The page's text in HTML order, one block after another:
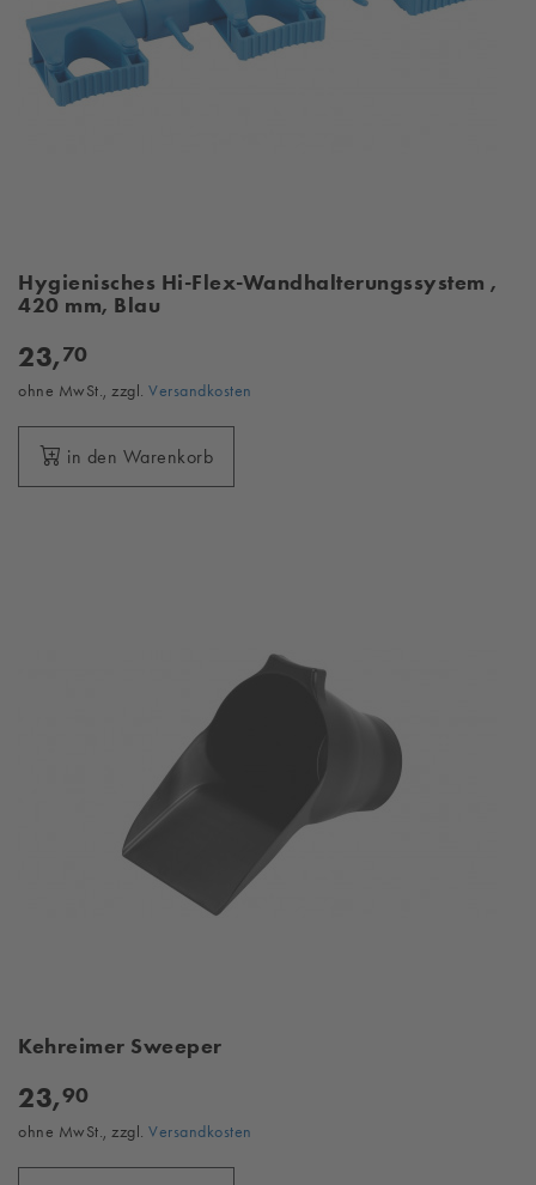
Hygienisches Hi-Flex-Wandhalterungssystem ,
420 mm, Blau
23,70
ohne MwSt., zzgl. Versandkosten
in den Warenkorb
Kehreimer Sweeper
23,90
ohne MwSt., zzgl. Versandkosten